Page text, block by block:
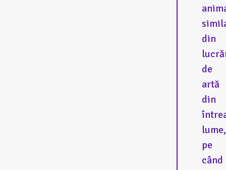
din
de
artă
din
lume,
pe
când